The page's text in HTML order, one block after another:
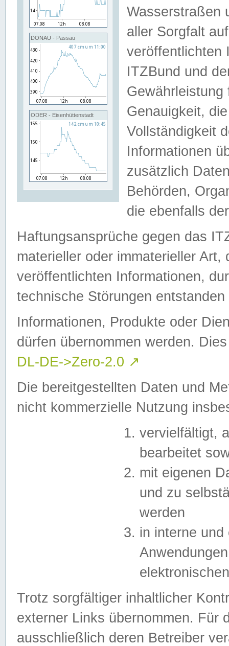
DONAU - Passau
ODER - Eisenhüttenstadt
Wasserstraßen
aller Sorgfalt
veröffentlichten
ITZBund und
Genauigkeit,
Vollständigkeit
Informationen
zusätzlich
Behörden,
die ebenfalls
Haftungsansprüche gegen das
materieller oder immaterieller
veröffentlichten Informationen,
technische Störungen
Informationen, Produkte oder
dürfen übernommen werden.
DL-DE->Zero-2.0 ↗
Die bereitgestellten Daten und
nicht kommerzielle Nutzung
vervielfältigt,
bearbeitet
mit eigenen
und zu
werden
in interne
Trotz sorgfältiger inhaltlicher
externer Links übernommen. Für
ausschließlich deren Betreiber